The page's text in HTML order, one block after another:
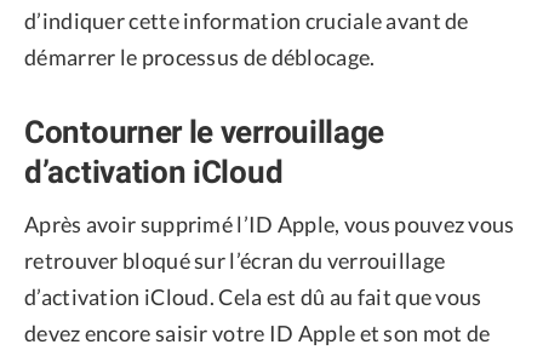
d’indiquer cette information cruciale avant de
démarrer le processus de déblocage.
Contourner le verrouillage
d’activation iCloud
Après avoir supprimé l’ID Apple, vous pouvez vous
retrouver bloqué sur l’écran du verrouillage
d’activation iCloud. Cela est dû au fait que vous
devez encore saisir votre ID Apple et son mot de